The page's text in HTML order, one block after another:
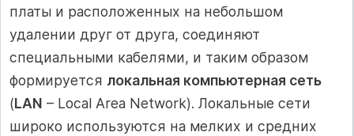
платы и расположенных на небольшом
удалении друг от друга, соединяют
специальными кабелями, и таким образом
формируется локальная компьютерная сеть
(LAN – Local Area Network). Локальные сети
широко используются на мелких и средних